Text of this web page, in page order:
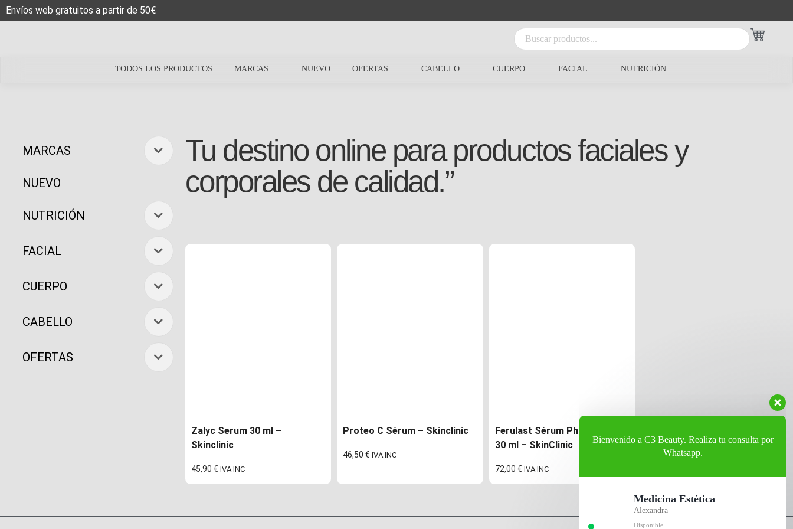
Envíos web gratuitos a partir de 50€
TODOS LOS PRODUCTOS MARCAS NUEVO OFERTAS CABELLO CUERPO FACIAL NUTRICIÓN
MARCAS
NUEVO
NUTRICIÓN
FACIAL
CUERPO
CABELLO
OFERTAS
Tu destino online para productos faciales y
corporales de calidad.”
Zalyc Serum 30 ml –
Skinclinic
45,90 € IVA INC
Proteo C Sérum – Skinclinic
46,50€ IVA INC
Ferulast Sérum Photoaging
30 ml – SkinClinic
72,00 € IVA INC
Bienvenido a C3 Beauty. Realiza tu consulta por
Medicina Estética
Peluquería
Yamileth